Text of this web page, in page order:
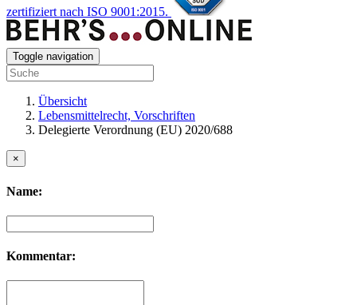
zertifiziert nach ISO 9001:2015.
Toggle navigation
Übersicht
Lebensmittelrecht, Vorschriften
Delegierte Verordnung (EU) 2020/688
×
Name:
Kommentar: